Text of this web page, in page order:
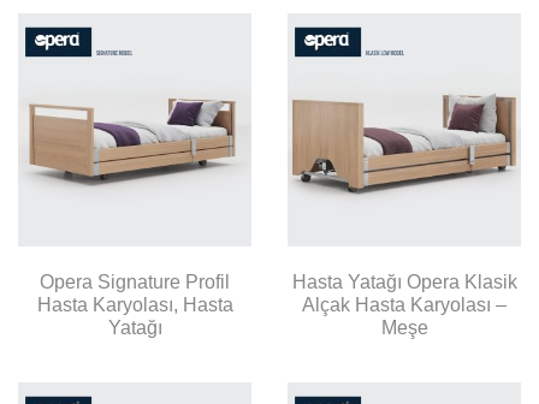
Opera Signature Profil
Hasta Karyolası, Hasta
Yatağı
Hasta Yatağı Opera Klasik
Alçak Hasta Karyolası –
Meşe